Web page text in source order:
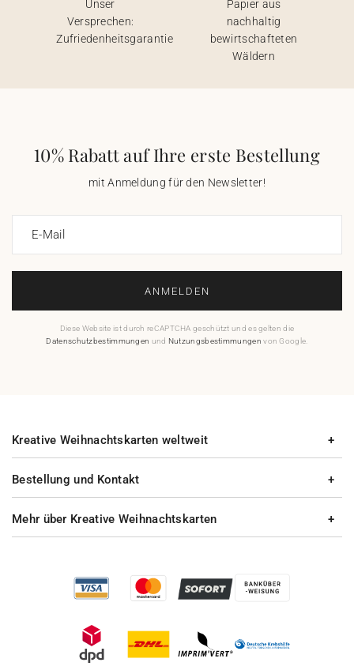
Unser
Versprechen:
Zufriedenheitsgarantie
Papier aus
nachhaltig
bewirtschafteten
Wäldern
10% Rabatt auf Ihre erste Bestellung
mit Anmeldung für den Newsletter!
E-Mail
ANMELDEN
Diese Website ist durch reCAPTCHA geschützt und es gelten die
Datenschutzbestimmungen und Nutzungsbestimmungen von Google.
Bestellung und Kontakt
Mehr über Kreative Weihnachtskarten
Kreative Weihnachtskarten weltweit